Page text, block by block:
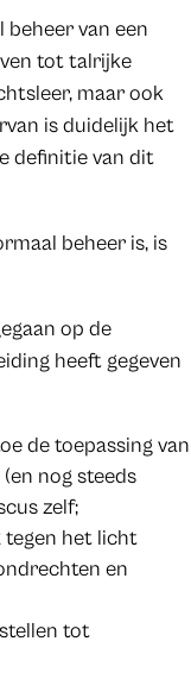
beheer van een
tot talrijke
maar ook
is duidelijk het
definitie van dit
beheer is, is
op de
heeft gegeven
de toepassing van
nog steeds
zelf;
tegen het licht
en
tot